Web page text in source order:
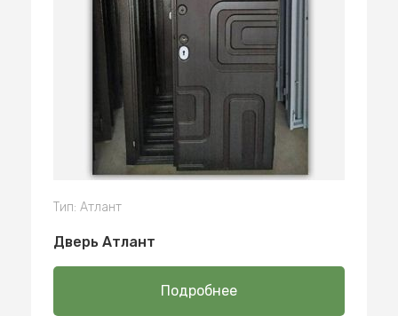
Тип: Атлант
Дверь Атлант
Подробнее